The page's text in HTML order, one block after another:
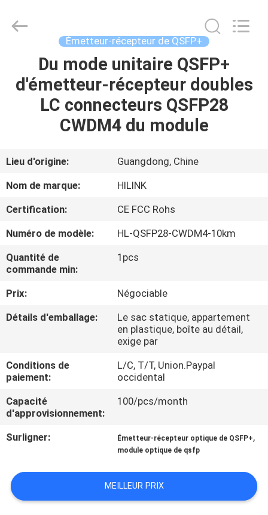
LA
MAISON
À
PROPOS
NOUS
DE
L'USINE
CONTRÔLE
DE
LA
QUALITÉ
CONTACTER
HiLink
Technology
Émetteur-récepteur de QSFP+
Du mode unitaire QSFP+
d'émetteur-récepteur doubles
LC connecteurs QSFP28
CWDM4 du module
Lieu d'origine:
Guangdong, Chine
Nom de marque:
HILINK
Certification:
CE FCC Rohs
Numéro de modèle:
HL-QSFP28-CWDM4-10km
Quantité de
commande min:
1pcs
Prix:
Négociable
Détails d'emballage:
Le sac statique, appartement
en plastique, boîte au détail,
exige par
Conditions de
paiement:
L/C, T/T, Union.Paypal
occidental
Capacité
d'approvisionnement:
100/pcs/month
Surligner: Émetteur-récepteur optique de QSFP+,
module optique de qsfp
MEILLEUR PRIX